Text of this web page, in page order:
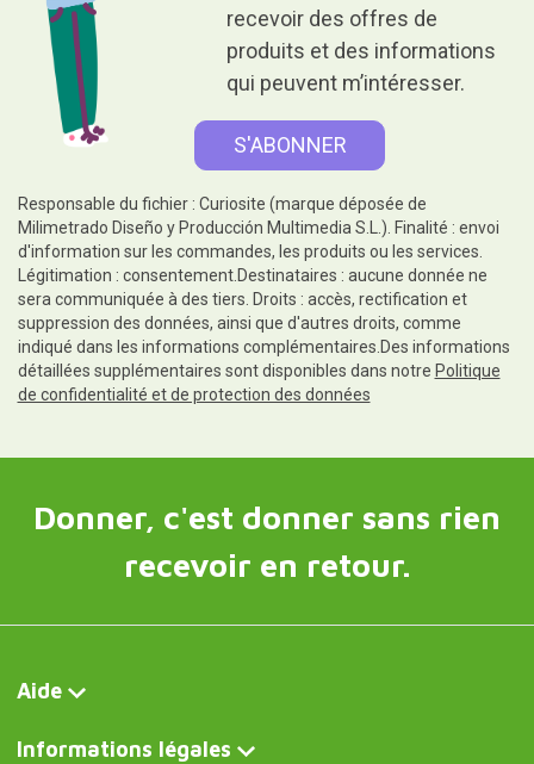
recevoir des offres de
produits et des informations
qui peuvent m’intéresser.
Responsable du fichier : Curiosite (marque déposée de
Milimetrado Diseño y Producción Multimedia S.L.). Finalité : envoi
d'information sur les commandes, les produits ou les services.
Légitimation : consentement.Destinataires : aucune donnée ne
sera communiquée à des tiers. Droits : accès, rectification et
suppression des données, ainsi que d'autres droits, comme
indiqué dans les informations complémentaires.Des informations
détaillées supplémentaires sont disponibles dans notre Politique
de confidentialité et de protection des données
Donner, c'est donner sans rien
recevoir en retour.
Aide
Informations légales